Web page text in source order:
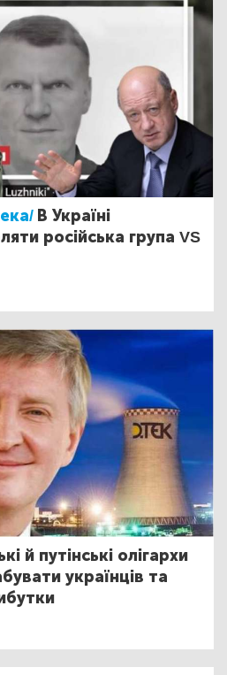
В Україні
російська група VS
й путінські олігархи
українців та